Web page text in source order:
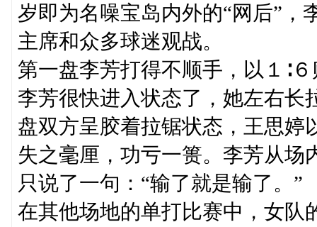
岁即为名噪宝岛内外的“网后”，
主席和众多球迷观战。
第一盘李芳打得不顺手，以１∶
李芳很快进入状态了，她左右长
盘双方呈胶着拉锯状态，王思婷
失之毫厘，功亏一篑。李芳从场
只说了一句：“输了就是输了。”
在其他场地的单打比赛中，女队